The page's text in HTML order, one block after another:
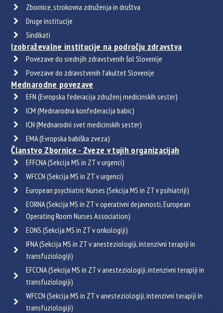
Zbornice, strokovna združenja in društva
Druge institucije
Sindikati
Izobraževalne institucije na področju zdravstva
Povezave do srednjih zdravstvenih šol Slovenije
Povezave do zdravstvenih fakultet Slovenije
Mednarodne povezave
EFN (Evropska federacija združenj medicinskih sester)
ICM (Mednarodna konfederacija babic)
ICN (Mednarodni svet medicinskih sester)
EMA (Evropska babiška zveza)
Članstvo Zbornice - Zveze v tujih organizacijah
EFFCNA (Sekcija MS in ZT v urgenci)
WFCCN (Sekcija MS in ZT v urgenci)
European psychiatric Nurses (Sekcija MS in ZT v psihiatriji)
EORNA (Sekcija MS in ZT v operativni dejavnosti, European
Operating Room Nurses Association)
EONS (Sekcija MS in ZT v onkologiji)
IFNA (Sekcija MS in ZT v anesteziologiji, intenzivni terapiji in
transfuziologiji)
EFCCNA (Sekcija MS in ZT v anesteziologiji, intenzivni terapiji in
transfuziologiji)
WFCCN (Sekcija MS in ZT v anesteziologiji, intenzivni terapiji in
transfuziologiji)